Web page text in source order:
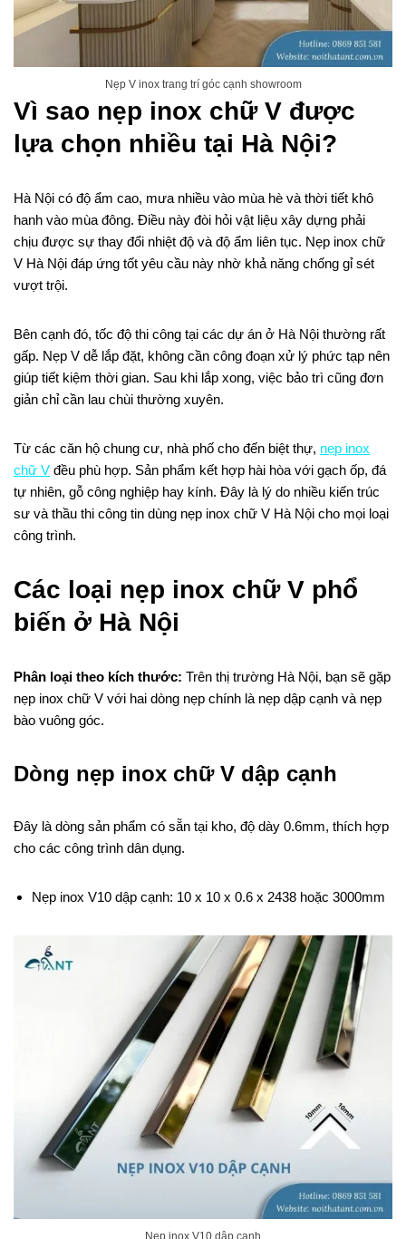
Nẹp V inox trang trí góc cạnh showroom
Vì sao nẹp inox chữ V được
lựa chọn nhiều tại Hà Nội?
Hà Nội có độ ẩm cao, mưa nhiều vào mùa hè và thời tiết khô
hanh vào mùa đông. Điều này đòi hỏi vật liệu xây dựng phải
chịu được sự thay đổi nhiệt độ và độ ẩm liên tục. Nẹp inox chữ
V Hà Nội đáp ứng tốt yêu cầu này nhờ khả năng chống gỉ sét
vượt trội.
Bên cạnh đó, tốc độ thi công tại các dự án ở Hà Nội thường rất
gấp. Nẹp V dễ lắp đặt, không cần công đoạn xử lý phức tạp nên
giúp tiết kiệm thời gian. Sau khi lắp xong, việc bảo trì cũng đơn
giản chỉ cần lau chùi thường xuyên.
Từ các căn hộ chung cư, nhà phố cho đến biệt thự, nẹp inox
chữ V đều phù hợp. Sản phẩm kết hợp hài hòa với gạch ốp, đá
tự nhiên, gỗ công nghiệp hay kính. Đây là lý do nhiều kiến trúc
sư và thầu thi công tin dùng nẹp inox chữ V Hà Nội cho mọi loại
công trình.
Các loại nẹp inox chữ V phổ
biến ở Hà Nội
Phân loại theo kích thước: Trên thị trường Hà Nội, bạn sẽ gặp
nẹp inox chữ V với hai dòng nẹp chính là nẹp dập cạnh và nẹp
bào vuông góc.
Dòng nẹp inox chữ V dập cạnh
Đây là dòng sản phẩm có sẵn tại kho, độ dày 0.6mm, thích hợp
cho các công trình dân dụng.
Nẹp inox V10 dập cạnh: 10 x 10 x 0.6 x 2438 hoặc 3000mm
Nẹp inox V10 dập cạnh